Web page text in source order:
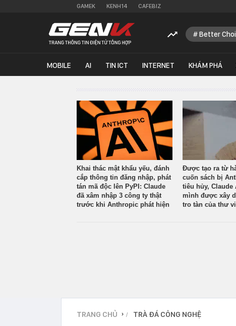
GAMEK KENH14 CAFEBIZ
Better
MOBILE AI TIN ICT INTERNET KHÁM PHÁ
Khai thác mật khẩu yếu, đánh
cắp thông tin đăng nhập, phát
tán mã độc lên PyPI: Claude
đã xâm nhập 3 công ty thật
trước khi Anthropic phát hiện
Được tạo ra từ
cuốn sách bị
tiêu hủy, Claude
mình được xây
tro tàn của thư
TRANG CHỦ › TRÀ ĐÁ CÔNG NGHỆ